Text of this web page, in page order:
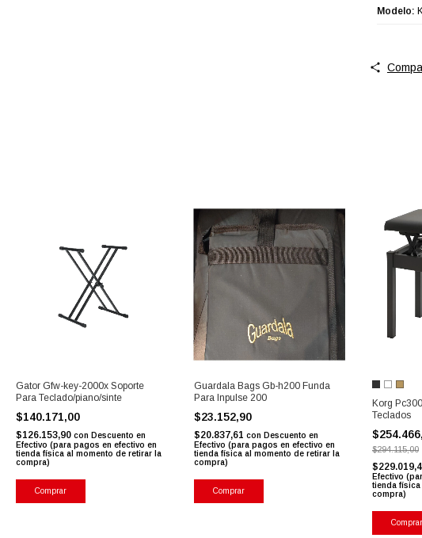
Modelo:
Gator Gfw-key-2000x Soporte
Para Teclado/piano/sinte
$140.171,00
$126.153,90 con Descuento en
Efectivo (para pagos en efectivo en
tienda física al momento de retirar la
compra)
Guardala Bags Gb-h200 Funda
Para Inpulse 200
$23.152,90
$20.837,61 con Descuento en
Efectivo (para pagos en efectivo en
tienda física al momento de retirar la
compra)
Korg
Teclados
$294.115,00
Efectivo
tienda física
compra)
Comprar